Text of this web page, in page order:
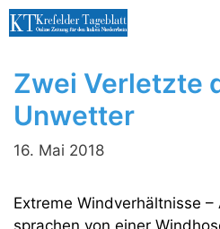
Zum
Inhalt
Zwei Verletzte
Unwetter
16. Mai 2018
Extreme Windverhältnisse
sprachen von einer